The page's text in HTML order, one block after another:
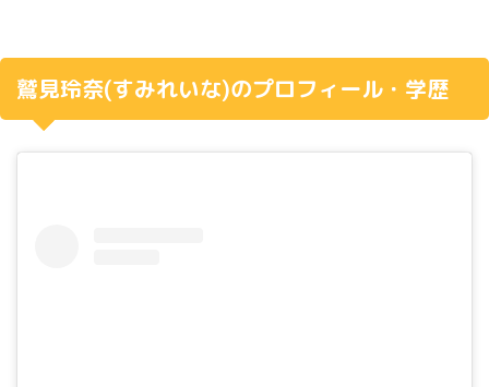
鷲見玲奈(すみれいな)のプロフィール・学歴